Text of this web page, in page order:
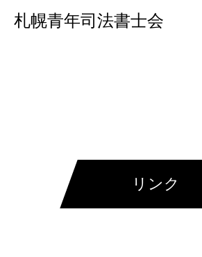
札幌青年司法書士会
リンク